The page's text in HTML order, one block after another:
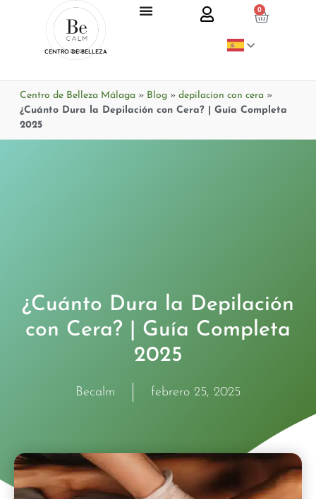
CENTRO DE BELLEZA
0
Centro de Belleza Málaga » Blog» depilacion con cera »
¿Cuánto Dura la Depilación con Cera? | Guía Completa
2025
¿Cuánto Dura la Depilación
con Cera? | Guía Completa
2025
Becalm febrero 25, 2025